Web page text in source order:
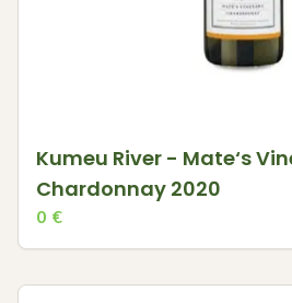
Kumeu River - Mate‘s
Chardonnay 2020
0 €